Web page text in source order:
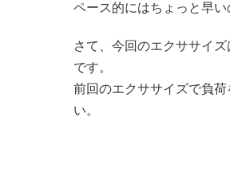
ペース的にはちょっと早い
さて、今回のエクササイ
です。
前回のエクササイズで負
い。